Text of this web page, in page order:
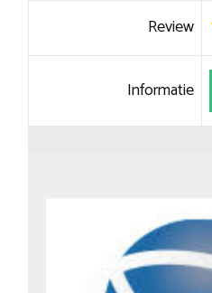
Review
Informatie